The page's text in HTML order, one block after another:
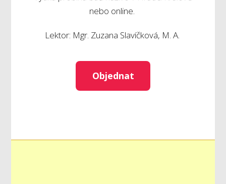
nebo online.
Lektor: Mgr. Zuzana Slavíčková, M. A.
Objednat